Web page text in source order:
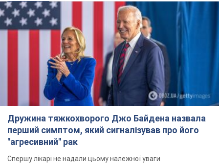
Дружина тяжкохворого Джо Байдена назвала
перший симптом, який сигналізував про його
"агресивний" рак
Спершу лікарі не надали цьому належної уваги